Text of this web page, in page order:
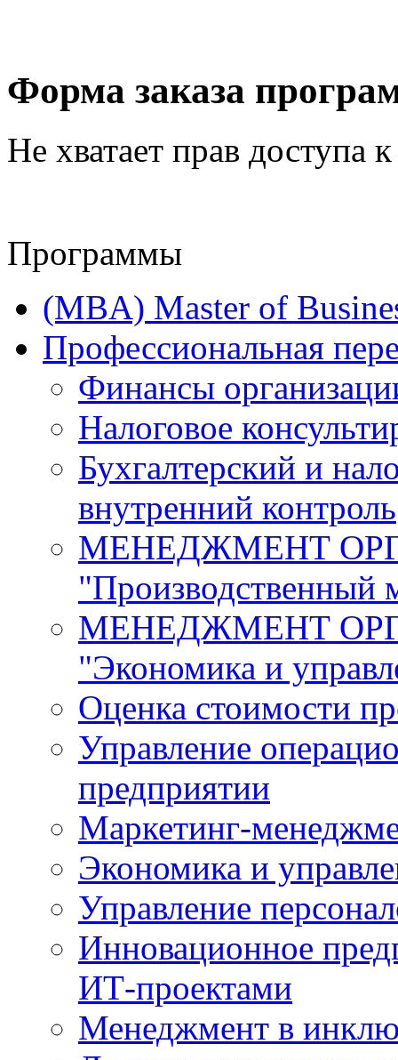
Форма заказа
Не хватает прав доступа
Программы
(MBA) Master of
Профессиональная
Финансы
Налоговое
Бухгалтерский и
внутренний контроль
МЕНЕДЖМЕНТ
"Производственный
МЕНЕДЖМЕНТ
"Экономика и
Оценка стоимости
Управление
предприятии
Маркетинг-
Экономика и
Управление
Инновационное
ИТ-проектами
Менеджмент в